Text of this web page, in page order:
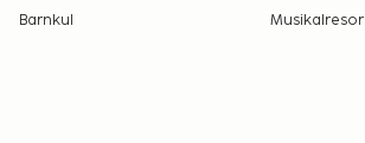
Barnkul
Musikalresor